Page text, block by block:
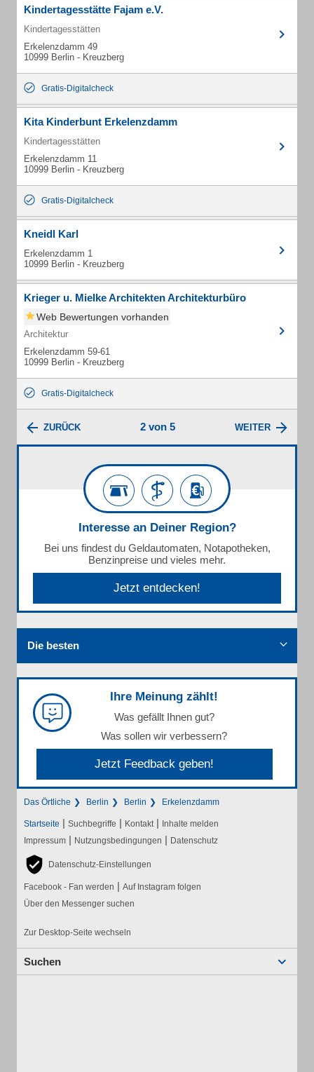
Kindertagesstätte Fajam e.V.
Kindertagesstätten
Erkelenzdamm 49
10999 Berlin - Kreuzberg
Gratis-Digitalcheck
Kita Kinderbunt Erkelenzdamm
Kindertagesstätten
Erkelenzdamm 11
10999 Berlin - Kreuzberg
Gratis-Digitalcheck
Kneidl Karl
Erkelenzdamm 1
10999 Berlin - Kreuzberg
Krieger u. Mielke Architekten Architekturbüro
Web Bewertungen vorhanden
Architektur
Erkelenzdamm 59-61
10999 Berlin - Kreuzberg
Gratis-Digitalcheck
ZURÜCK 2 von 5 WEITER
Interesse an Deiner Region?
Bei uns findest du Geldautomaten, Notapotheken,
Benzinpreise und vieles mehr.
Jetzt entdecken!
Die besten
Ihre Meinung zählt!
Was gefällt Ihnen gut?
Was sollen wir verbessern?
Jetzt Feedback geben!
Das Örtliche Berlin Berlin Erkelenzdamm
Startseite | Suchbegriffe | Kontakt | Inhalte melden
Impressum | Nutzungsbedingungen | Datenschutz
Datenschutz-Einstellungen
Facebook - Fan werden | Auf Instagram folgen
Über den Messenger suchen
Zur Desktop-Seite wechseln
Suchen